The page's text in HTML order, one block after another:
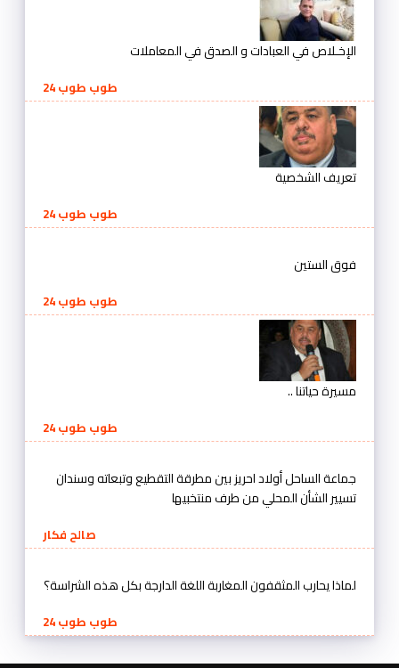
الإخـلاص في العبادات و الصدق في المعاملات
طوب طوب 24
تعريف الشخصية
طوب طوب 24
فوق الستين
طوب طوب 24
مسيرة حياتنا ..
طوب طوب 24
جماعة الساحل أولاد احريز بين مطرقة التقطيع وتبعاته وسندان
تسيير الشأن المحلي من طرف منتخبيها
صالح فكار
لماذا يحارب المثقفون المغاربة اللغة الدارجة بكل هذه الشراسة؟
طوب طوب 24